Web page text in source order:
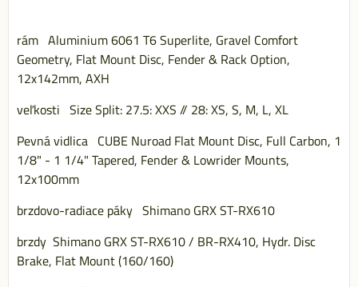
rám Aluminium 6061 T6 Superlite, Gravel Comfort
Geometry, Flat Mount Disc, Fender & Rack Option,
12x142mm, AXH
veľkosti Size Split: 27.5: XXS // 28: XS, S, M, L, XL
Pevná vidlica CUBE Nuroad Flat Mount Disc, Full Carbon, 1
1/8" - 1 1/4" Tapered, Fender & Lowrider Mounts,
12x100mm
brzdovo-radiace páky Shimano GRX ST-RX610
brzdy Shimano GRX ST-RX610 / BR-RX410, Hydr. Disc
Brake, Flat Mount (160/160)